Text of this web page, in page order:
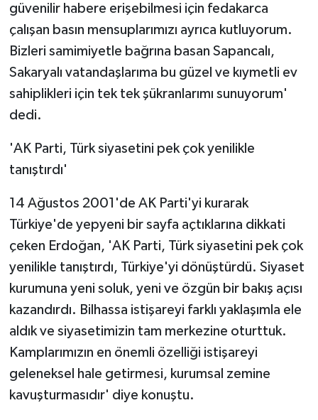
güvenilir habere erişebilmesi için fedakarca
çalışan basın mensuplarımızı ayrıca kutluyorum.
Bizleri samimiyetle bağrına basan Sapancalı,
Sakaryalı vatandaşlarıma bu güzel ve kıymetli ev
sahiplikleri için tek tek şükranlarımı sunuyorum'
dedi.
'AK Parti, Türk siyasetini pek çok yenilikle
tanıştırdı'
14 Ağustos 2001'de AK Parti'yi kurarak
Türkiye'de yepyeni bir sayfa açtıklarına dikkati
çeken Erdoğan, 'AK Parti, Türk siyasetini pek çok
yenilikle tanıştırdı, Türkiye'yi dönüştürdü. Siyaset
kurumuna yeni soluk, yeni ve özgün bir bakış açısı
kazandırdı. Bilhassa istişareyi farklı yaklaşımla ele
aldık ve siyasetimizin tam merkezine oturttuk.
Kamplarımızın en önemli özelliği istişareyi
geleneksel hale getirmesi, kurumsal zemine
kavuşturmasıdır' diye konuştu.